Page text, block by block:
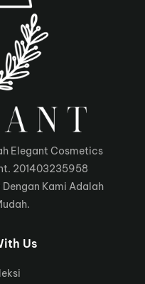
Elegant Cosmetics
201403235958
Kami Adalah
Us